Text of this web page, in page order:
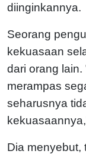
diinginkannya.
Seorang
kekuasaan
dari orang
merampas
seharusnya
Dia menyebut,